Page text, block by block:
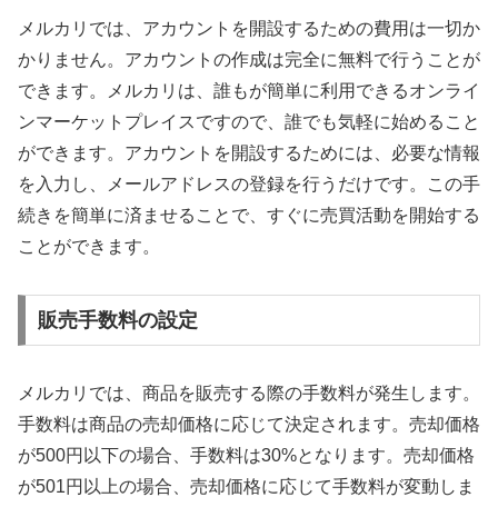
メルカリでは、アカウントを開設するための費用は一切か
かりません。アカウントの作成は完全に無料で行うことが
できます。メルカリは、誰もが簡単に利用できるオンライ
ンマーケットプレイスですので、誰でも気軽に始めること
ができます。アカウントを開設するためには、必要な情報
を入力し、メールアドレスの登録を行うだけです。この手
続きを簡単に済ませることで、すぐに売買活動を開始する
ことができます。
販売手数料の設定
メルカリでは、商品を販売する際の手数料が発生します。
手数料は商品の売却価格に応じて決定されます。売却価格
が500円以下の場合、手数料は30%となります。売却価格
が501円以上の場合、売却価格に応じて手数料が変動しま